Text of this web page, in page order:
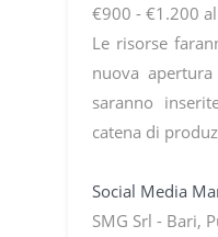
€900 - €1.200
Le risorse
nuova
saranno
catena di
Social Media
SMG Srl - Bari,